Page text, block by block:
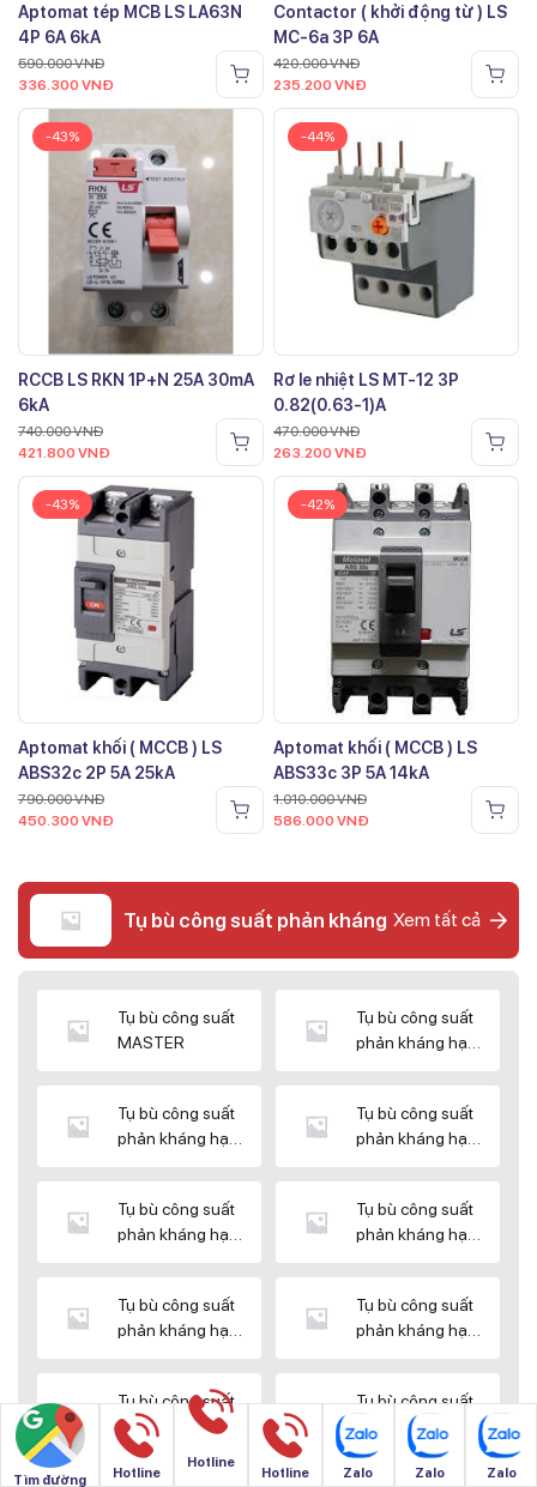
Aptomat tép MCB LS LA63N
4P 6A 6kA
590.000VNĐ
336.300 VNĐ
Contactor ( khởi động từ ) LS
MC-6a 3P 6A
420.000VNĐ
235.200 VNĐ
-43%
RCCB LS RKN 1P+N 25A 30mA
6kA
740.000VNĐ
421.800 VNĐ
-44%
Rơ le nhiệt LS MT-12 3P
0.82(0.63-1)A
470.000VNĐ
263.200 VNĐ
-43%
Aptomat khối ( MCCB ) LS
ABS32c 2P 5A 25kA
790.000VNĐ
450.300 VNĐ
-42%
Aptomat khối ( MCCB ) LS
ABS33c 3P 5A 14kA
1.010.000VNĐ
586.000 VNĐ
Tụ bù công suất phản kháng Xem tất cả
Tụ bù công suất
MASTER
Tụ bù công suất
phản kháng hạ
Tụ bù công suất
phản kháng hạ
Tụ bù công suất
phản kháng hạ
Tụ bù công suất
phản kháng hạ
Tụ bù công suất
phản kháng hạ
Tụ bù công suất
phản kháng hạ
Tụ bù công suất
phản kháng hạ
Tụ bù công suất
phản kháng hạ
thế SHIZUKI
Tụ bù công suất
phản kháng hạ
thế SINO
Tìm đường Hotline
Hotline
Hotline Zalo Zalo Zalo